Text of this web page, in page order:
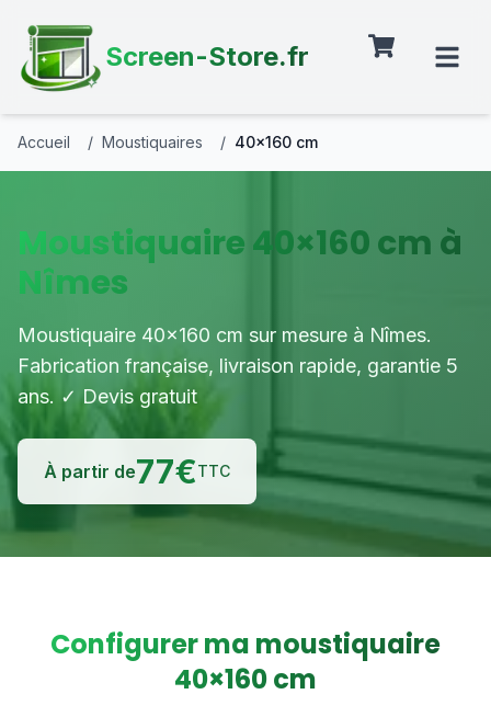
Screen-Store.fr
Accueil / Moustiquaires / 40×160 cm
Moustiquaire 40×160 cm à
Nîmes
Moustiquaire 40×160 cm sur mesure à Nîmes.
Fabrication française, livraison rapide, garantie 5
ans. ✓ Devis gratuit
À partir de77€TTC
Configurer ma moustiquaire
40×160cm